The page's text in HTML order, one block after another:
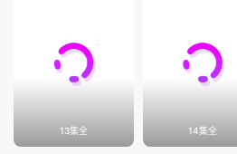
13集全 14集全